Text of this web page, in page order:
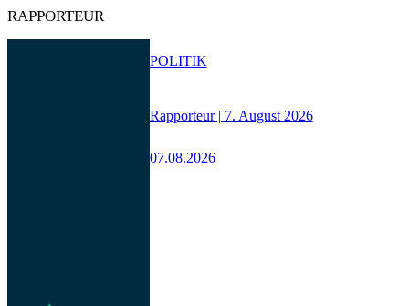
RAPPORTEUR
Rapporteur | 7. August 2026
07.08.2026
POLITIK